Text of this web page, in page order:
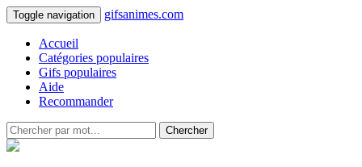
Toggle navigation gifsanimes.com
Accueil
Catégories populaires
Gifs populaires
Aide
Recommander
Chercher